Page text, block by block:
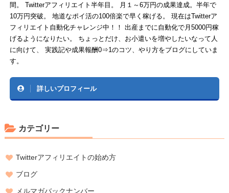
間。 Twitterアフィリエイト半年目。 月１～6万円の成果達成。半年で
10万円突破。 地道なポイ活の100倍楽で早く稼げる。 現在はTwitterア
フィリエイト自動化チャレンジ中！！ 出産までに自動化で月5000円稼
げるようになりたい。 ちょっとだけ、お小遣いを増やしたいなって人
に向けて、 実践記や成果報酬0⇒1のコツ、やり方をブログにしていま
す。
詳しいプロフィール
カテゴリー
Twitterアフィリエイトの始め方
ブログ
メルマガバックナンバー